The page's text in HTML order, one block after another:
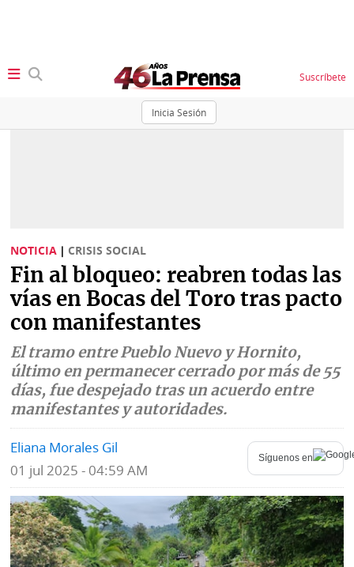
Inicia Sesión
Suscríbete
Sociedad
Judiciales
Política
Economía
Mundo
Deportes
Tecnología
Ponle
la
Firma
K
Vivir+
Opinión
Blogs
Fotografías
Fe
erratas
NOTICIA | CRISIS SOCIAL
Fin al bloqueo: reabren todas las
vías en Bocas del Toro tras pacto
con manifestantes
El tramo entre Pueblo Nuevo y Hornito,
último en permanecer cerrado por más de 55
días, fue despejado tras un acuerdo entre
manifestantes y autoridades.
Eliana Morales Gil
01 jul 2025 - 04:59 AM
Síguenos en